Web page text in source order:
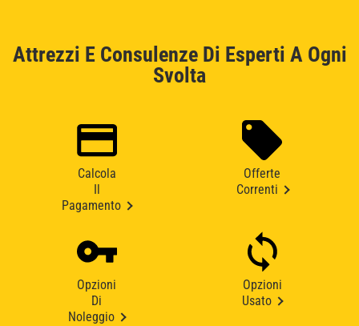
Attrezzi E Consulenze Di Esperti A Ogni
Svolta
Calcola
Pagamento
Offerte
Correnti
Opzioni
Di
Noleggio
Opzioni
Usato